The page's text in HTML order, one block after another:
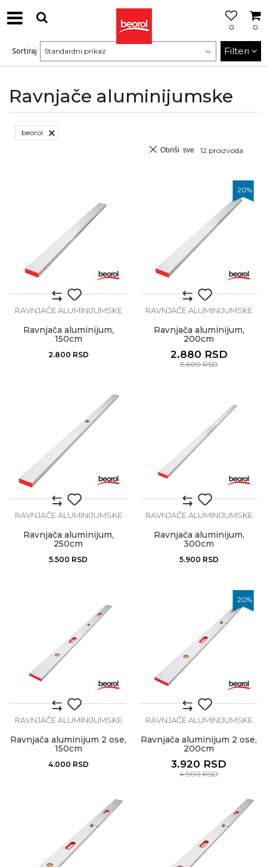
0
0
Ravnjače aluminijumske
Sortiraj Filteri
beorol
12 proizvoda
Obriši sve
RAVNJAČE ALUMINIJUMSKE
Ravnjača aluminijum,
150cm
2.800 RSD
20%
RAVNJAČE ALUMINIJUMSKE
Ravnjača aluminijum,
200cm
2.880 RSD
3.600RSD
RAVNJAČE ALUMINIJUMSKE
Ravnjača aluminijum,
250cm
5.500 RSD
RAVNJAČE ALUMINIJUMSKE
Ravnjača aluminijum,
300cm
5.900 RSD
RAVNJAČE ALUMINIJUMSKE
Ravnjača aluminijum 2 ose,
150cm
4.000 RSD
20%
RAVNJAČE ALUMINIJUMSKE
Ravnjača aluminijum 2 ose,
200cm
3.920 RSD
4.900RSD